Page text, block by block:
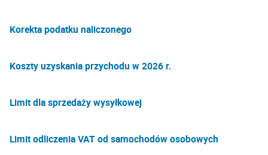
Korekta podatku naliczonego
Koszty uzyskania przychodu w 2026 r.
Limit dla sprzedaży wysyłkowej
Limit odliczenia VAT od samochodów osobowych